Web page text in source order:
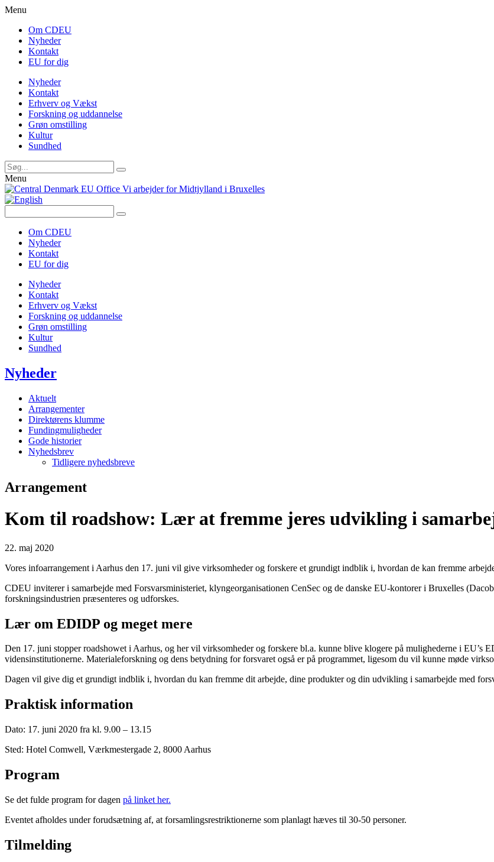
Menu
Om CDEU
Nyheder
Kontakt
EU for dig
Nyheder
Kontakt
Erhverv og Vækst
Forskning og uddannelse
Grøn omstilling
Kultur
Sundhed
Menu
Vi arbejder for Midtjylland i Bruxelles
Om CDEU
Nyheder
Kontakt
EU for dig
Nyheder
Kontakt
Erhverv og Vækst
Forskning og uddannelse
Grøn omstilling
Kultur
Sundhed
Nyheder
Aktuelt
Arrangementer
Direktørens klumme
Fundingmuligheder
Gode historier
Nyhedsbrev
Tidligere nyhedsbreve
Arrangement
Kom til roadshow: Lær at fremme jeres udvikling i
22. maj 2020
Vores infoarrangement i Aarhus den 17. juni vil give virksomheder og forskere et grundigt indblik i, hvordan de kan fremme
CDEU inviterer i samarbejde med Forsvarsministeriet, klyngeorganisationen CenSec og de danske EU-kontorer i Bruxelles
forskningsindustrien præsenteres og udforskes.
Lær om EDIDP og meget mere
Den 17. juni stopper roadshowet i Aarhus, og her vil virksomheder og forskere bl.a. kunne blive klogere på mulighederne i EU’s
vidensinstitutionerne. Materialeforskning og dens betydning for forsvaret også er på programmet, ligesom du vil kunne møde
Dagen vil give dig et grundigt indblik i, hvordan du kan fremme dit arbejde, dine produkter og din udvikling i samarbejde med
Praktisk information
Dato: 17. juni 2020 fra kl. 9.00 – 13.15
Sted: Hotel Comwell, Værkmestergade 2, 8000 Aarhus
Program
Se det fulde program for dagen på linket her.
Eventet afholdes under forudsætning af, at forsamlingsrestriktionerne som planlagt hæves til 30-50 personer.
Tilmelding